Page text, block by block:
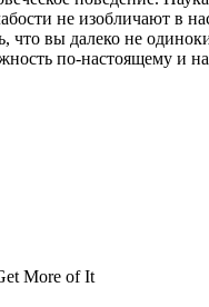
не изобличают в
вы далеко не
по-настоящему и
More of It